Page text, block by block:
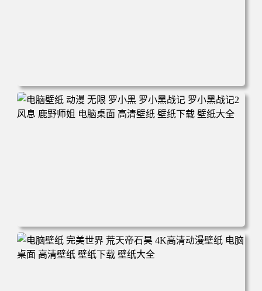
电脑壁纸 柯南和小兰背靠背 夕阳 日落 4K动漫壁纸 电脑桌
面 高清壁纸 壁纸下载 壁纸大全
电脑壁纸 动漫 无限 罗小黑 罗小黑战记 罗小黑战记2 风息
鹿野师姐 电脑桌面 高清壁纸 壁纸下载 壁纸大全